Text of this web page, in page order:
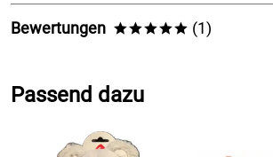
Zauberhafter Engelshase in Fuchsie als
Trousselier – spielt "Schwanensee" von
einer lieblichen Hasengestalt. Mit seinem
Schmusen und Träumen ein. Zieht man an
Bewertungen ***** (1)
Passend dazu